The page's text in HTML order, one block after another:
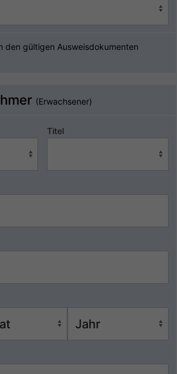
den gültigen Ausweisdokumenten
(Erwachsener)
Titel